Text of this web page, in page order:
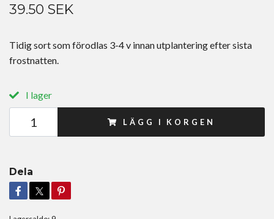
39.50 SEK
Tidig sort som förodlas 3-4 v innan utplantering efter sista
frostnatten.
I lager
LÄGG I KORGEN
Dela